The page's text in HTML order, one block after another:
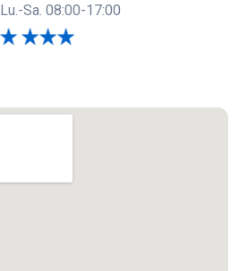
Lu.-Sa. 08:00-17:00